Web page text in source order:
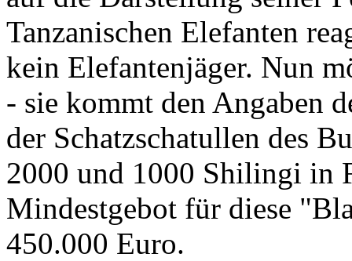
Tanzanischen Elefanten
kein Elefantenjäger. Nun
- sie kommt den Angaben
der Schatzschatullen des
2000 und 1000 Shilingi in
Mindestgebot für diese
450.000 Euro.